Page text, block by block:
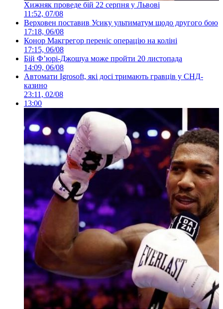
Хижняк проведе бій 22 серпня у Львові
11:52, 07/08
Верховен поставив Усику ультиматум щодо другого бою
17:18, 06/08
Конор Макгрегор переніс операцію на коліні
17:15, 06/08
Бій Ф’юрі-Джошуа може пройти 20 листопада
14:09, 06/08
Автомати Igrosoft, які досі тримають гравців у СНД-
казино
23:11, 02/08
13:00